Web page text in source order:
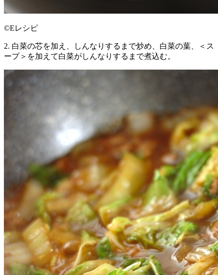
©Eレシピ
2. 白菜の芯を加え、しんなりするまで炒め、白菜の葉、＜ス
ープ＞を加えて白菜がしんなりするまで煮込む。